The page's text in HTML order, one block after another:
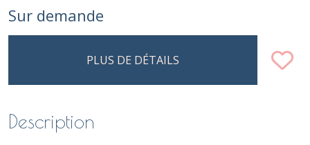
Sur demande
PLUS DE DÉTAILS
Description